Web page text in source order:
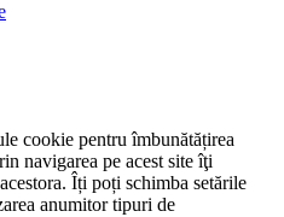
cookie pentru îmbunătățirea
navigarea pe acest site îţi
Îți poți schimba setările
anumitor tipuri de